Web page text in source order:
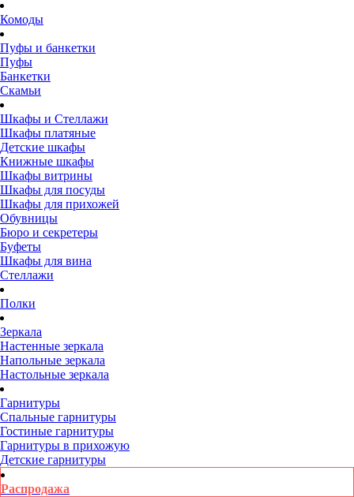
Комоды
Пуфы и банкетки
Пуфы
Банкетки
Скамьи
Шкафы и Стеллажи
Шкафы платяные
Детские шкафы
Книжные шкафы
Шкафы витрины
Шкафы для посуды
Шкафы для прихожей
Обувницы
Бюро и секретеры
Буфеты
Шкафы для вина
Стеллажи
Полки
Зеркала
Настенные зеркала
Напольные зеркала
Настольные зеркала
Гарнитуры
Спальные гарнитуры
Гостиные гарнитуры
Гарнитуры в прихожую
Детские гарнитуры
Распродажа